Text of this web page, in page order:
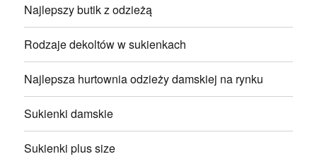
Najlepszy butik z odzieżą
Rodzaje dekoltów w sukienkach
Najlepsza hurtownia odzieży damskiej na rynku
Sukienki damskie
Sukienki plus size